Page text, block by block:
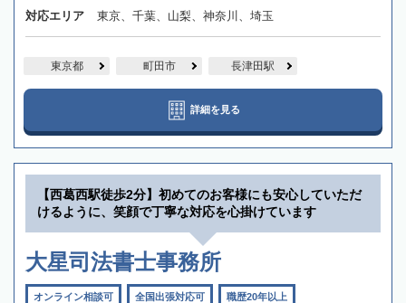
対応エリア 東京、千葉、山梨、神奈川、埼玉
東京都 町田市 長津田駅
詳細を見る
【西葛西駅徒歩2分】初めてのお客様にも安心していただ
けるように、笑顔で丁寧な対応を心掛けています
大星司法書士事務所
オンライン相談可 全国出張対応可 職歴20年以上